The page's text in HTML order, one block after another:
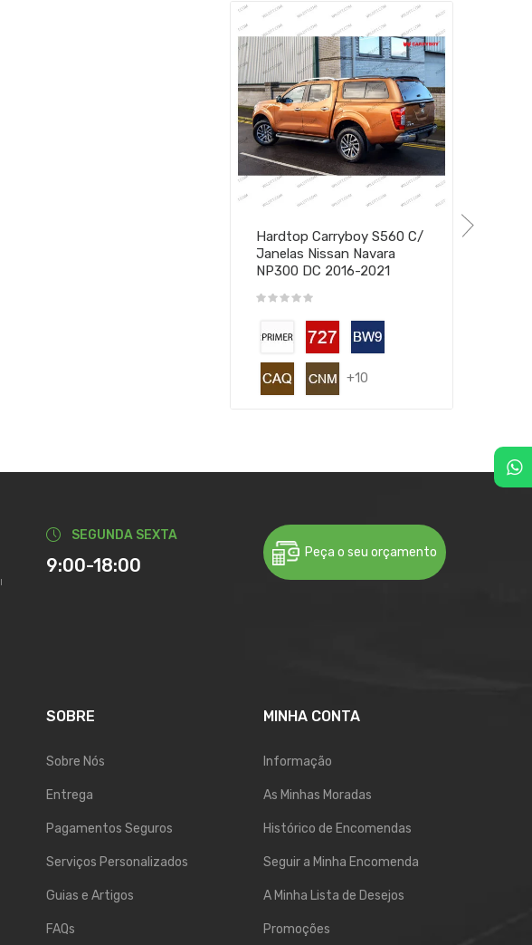
Hardtop Carryboy S560 C/
Janelas Nissan Navara
NP300 DC 2016-2021
+10
SEGUNDA SEXTA
9:00-18:00
Peça o seu orçamento
SOBRE
Sobre Nós
Entrega
Pagamentos Seguros
Serviços Personalizados
Guias e Artigos
FAQs
MINHA CONTA
Informação
As Minhas Moradas
Histórico de Encomendas
Seguir a Minha Encomenda
A Minha Lista de Desejos
Promoções